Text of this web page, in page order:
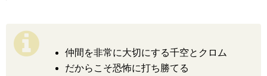
仲間を非常に大切にする千空とクロム
だからこそ恐怖に打ち勝てる